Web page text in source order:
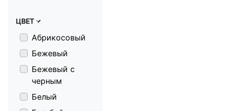
ЦВЕТ
Абрикосовый
Бежевый
Бежевый с
черным
Белый